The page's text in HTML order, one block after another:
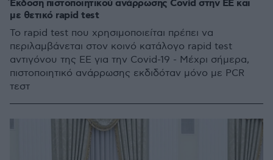
Έκδοση πιστοποιητικού ανάρρωσης Covid στην ΕΕ και
με θετικό rapid test
Το rapid test που χρησιμοποιείται πρέπει να
περιλαμβάνεται στον κοινό κατάλογο rapid test
αντιγόνου της ΕΕ για την Covid-19 - Μέχρι σήμερα,
πιστοποιητικό ανάρρωσης εκδιδόταν μόνο με PCR
τεστ